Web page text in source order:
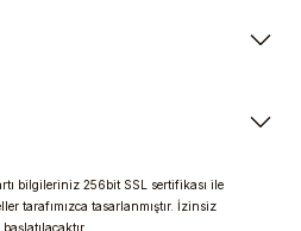
bilgileriniz 256bit SSL sertifikası ile
tarafımızca tasarlanmıştır. İzinsiz